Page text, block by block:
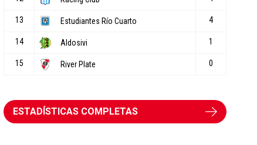
ESTADÍSTICAS COMPLETAS